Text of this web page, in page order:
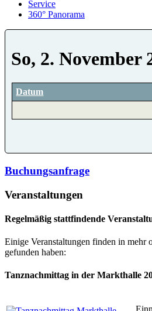
Service
360° Panorama
So, 2. November
Datum
Buchungsanfrage
Veranstaltungen
Regelmäßig stattfindende
Einige Veranstaltungen finden in mehr
gefunden haben:
Tanznachmittag in der Markthalle